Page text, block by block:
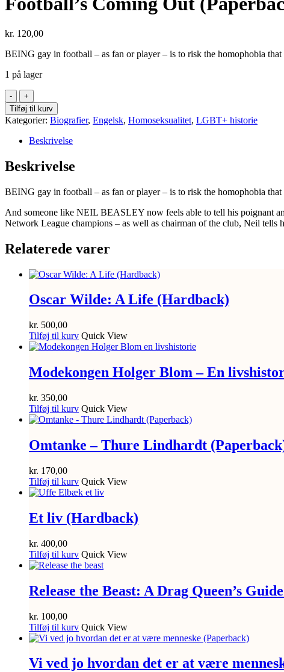
kr. 120,00
BEING gay in football – as fan or player – is to risk the homophobia
1 på lager
Football's
Coming
Out
(Paperback)
antal
Tilføj til kurv
Kategorier: Biografier, Engelsk, Homoseksualitet, LGBT+ historie
Beskrivelse
Beskrivelse
BEING gay in football – as fan or player – is to risk the homophobia
And someone like NEIL BEASLEY now feels able to tell his poignant
Network League champions – as well as chairman of the club, Neil
Relaterede varer
Oscar Wilde: A Life (Hardback)
kr. 500,00
Tilføj til kurv Quick View
Modekongen Holger Blom – En
kr. 350,00
Tilføj til kurv Quick View
Omtanke – Thure Lindhardt
kr. 170,00
Tilføj til kurv Quick View
Et liv (Hardback)
kr. 400,00
Tilføj til kurv Quick View
Release the Beast: A Drag Queen’s
kr. 100,00
Tilføj til kurv Quick View
Vi ved jo hvordan det er at være